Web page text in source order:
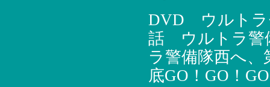
DVD ウルト
話 ウルトラ警
ラ警備隊西へ
底GO！GO！